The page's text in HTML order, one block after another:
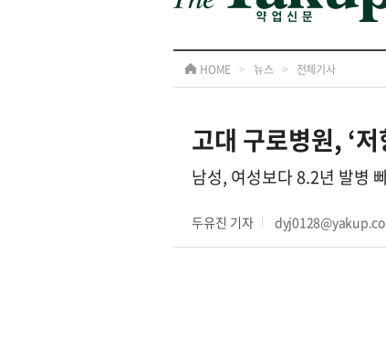
HOME > 뉴스 > 전체기사
고대 구로병원, ‘
남성, 여성보다 8.2년 발병
두유진 기자